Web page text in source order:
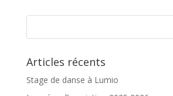
Articles récents
Stage de danse à Lumio